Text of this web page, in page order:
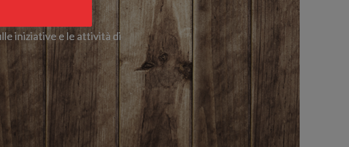
iniziative e le attività di